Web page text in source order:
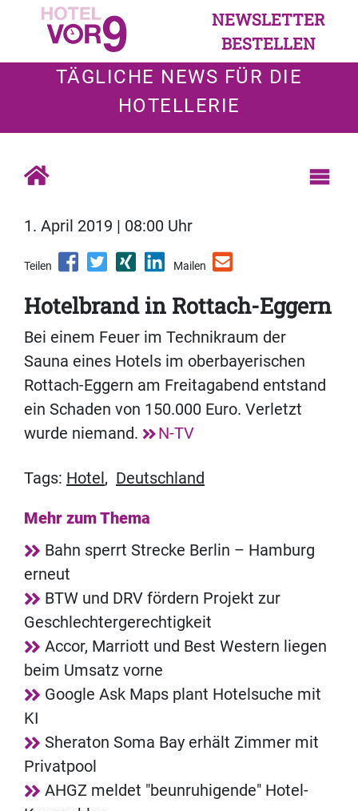
NEWSLETTER
BESTELLEN
TÄGLICHE NEWS FÜR DIE
HOTELLERIE
1. April 2019 | 08:00 Uhr
Teilen Mailen
Hotelbrand in Rottach-Eggern
Bei einem Feuer im Technikraum der
Sauna eines Hotels im oberbayerischen
Rottach-Eggern am Freitagabend entstand
ein Schaden von 150.000 Euro. Verletzt
wurde niemand.
N-TV
Tags: Hotel , Deutschland
Mehr zum Thema
Bahn sperrt Strecke Berlin – Hamburg
erneut
BTW und DRV fördern Projekt zur
Geschlechtergerechtigkeit
Accor, Marriott und Best Western liegen
beim Umsatz vorne
Google Ask Maps plant Hotelsuche mit
KI
Sheraton Soma Bay erhält Zimmer mit
Privatpool
AHGZ meldet "beunruhigende" Hotel-